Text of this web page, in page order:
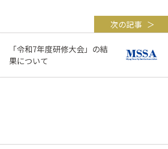
次の記事
「令和7年度研修大会」の結
果について